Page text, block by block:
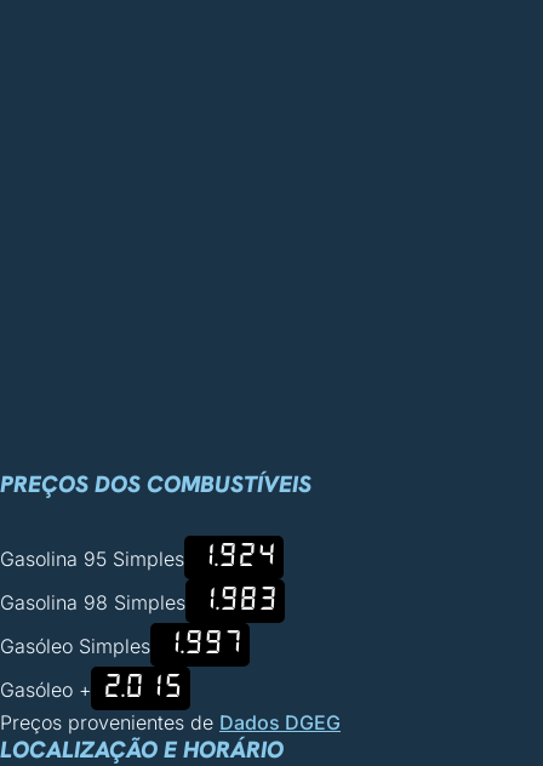
PREÇOS DOS COMBUSTÍVEIS
Gasolina 95 Simples 1.924
Gasolina 98 Simples 1.983
Gasóleo Simples 1.997
Gasóleo + 2.015
Preços provenientes de Dados DGEG
LOCALIZAÇÃO E HORÁRIO